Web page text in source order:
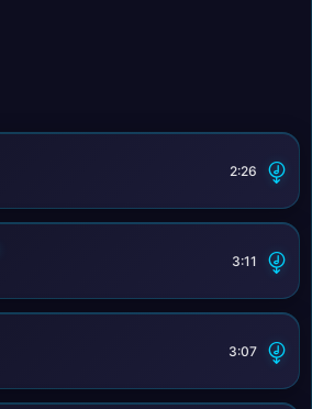
когда ты упала с небес,
не больно было я люблю
маме зять не нужен;
не больно было когда ты
было;
люблю;
нужен !
2:26
3:11
3:07